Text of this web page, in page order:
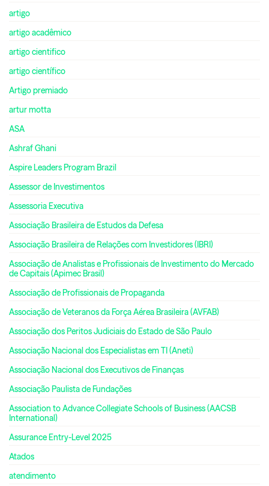
artigo
artigo acadêmico
artigo cientifico
artigo científico
Artigo premiado
artur motta
ASA
Ashraf Ghani
Aspire Leaders Program Brazil
Assessor de Investimentos
Assessoria Executiva
Associação Brasileira de Estudos da Defesa
Associação Brasileira de Relações com Investidores (IBRI)
Associação de Analistas e Profissionais de Investimento do Mercado
de Capitais (Apimec Brasil)
Associação de Profissionais de Propaganda
Associação de Veteranos da Força Aérea Brasileira (AVFAB)
Associação dos Peritos Judiciais do Estado de São Paulo
Associação Nacional dos Especialistas em TI (Aneti)
Associação Nacional dos Executivos de Finanças
Associação Paulista de Fundações
Association to Advance Collegiate Schools of Business (AACSB
International)
Assurance Entry-Level 2025
Atados
atendimento